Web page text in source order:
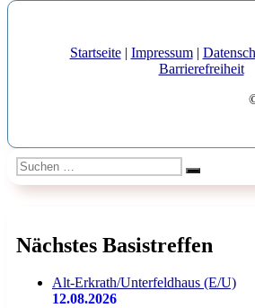
Startseite| Impressum|
Barrierefreiheit
Suchen
nach:
Suchen
Nächstes Basistreffen
Alt-Erkrath/Unterfeldhaus (E/U)
12.08.2026